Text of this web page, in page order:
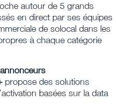
autour de 5 grands
en direct par ses équipes
de solocal dans les
à chaque catégorie
annonceurs
propose des solutions
basées sur la data